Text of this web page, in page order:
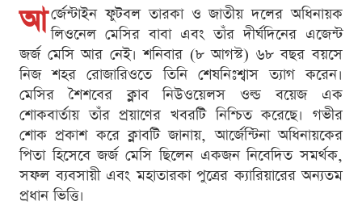
আ র্জেন্টাইন ফুটবল তারকা ও জাতীয় দলের অধিনায়ক
লিওনেল মেসির বাবা এবং তাঁর দীর্ঘদিনের এজেন্ট
জর্জ মেসি আর নেই। শনিবার (৮ আগস্ট) ৬৮ বছর বয়সে
নিজ শহর রোজারিওতে তিনি শেষনিঃশ্বাস ত্যাগ করেন।
মেসির শৈশবের ক্লাব নিউওয়েলস ওল্ড বয়েজ এক
শোকবার্তায় তাঁর প্রয়াণের খবরটি নিশ্চিত করেছে। গভীর
শোক প্রকাশ করে ক্লাবটি জানায়, আর্জেন্টিনা অধিনায়কের
পিতা হিসেবে জর্জ মেসি ছিলেন একজন নিবেদিত সমর্থক,
সফল ব্যবসায়ী এবং মহাতারকা পুত্রের ক্যারিয়ারের অন্যতম
প্রধান ভিত্তি।